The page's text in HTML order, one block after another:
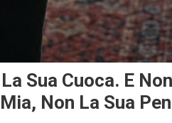
Sua Cuoca. E
Non La Sua